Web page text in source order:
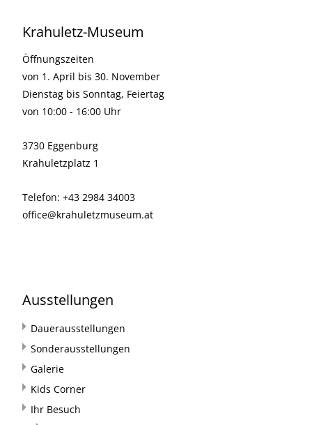
Krahuletz-Museum
Öffnungszeiten
von 1. April bis 30. November
Dienstag bis Sonntag, Feiertag
von 10:00 - 16:00 Uhr
3730 Eggenburg
Krahuletzplatz 1
Telefon: +43 2984 34003
office@krahuletzmuseum.at
Ausstellungen
Dauerausstellungen
Sonderausstellungen
Galerie
Kids Corner
Ihr Besuch